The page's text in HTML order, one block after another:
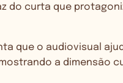
do curta que
que o audiovisual
a dimensão